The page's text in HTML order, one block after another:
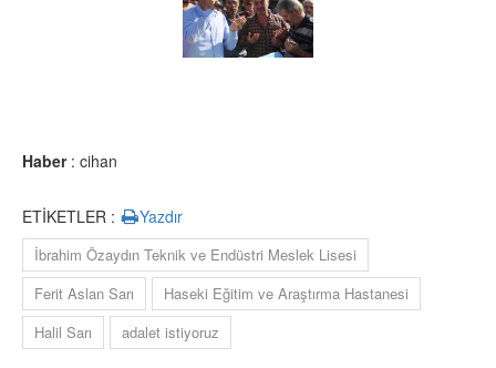
Haber: cihan
ETİKETLER : Yazdır
İbrahim Özaydın Teknik ve Endüstri Meslek Lisesi
Ferit Aslan Sarı
Haseki Eğitim ve Araştırma Hastanesi
Halil Sarı
adalet istiyoruz